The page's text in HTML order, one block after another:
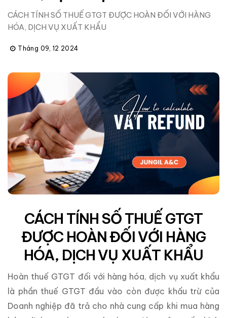
CÁCH TÍNH SỐ THUẾ GTGT ĐƯỢC HOÀN ĐỐI VỚI HÀNG
HÓA, DỊCH VỤ XUẤT KHẨU
Tháng 09, 12 2024
CÁCH TÍNH SỐ THUẾ GTGT
ĐƯỢC HOÀN ĐỐI VỚI HÀNG
HÓA, DỊCH VỤ XUẤT KHẨU
Hoàn thuế GTGT đối với hàng hóa, dịch vụ xuất khẩu
là phần thuế GTGT đầu vào còn được khấu trừ của
Doanh nghiệp đã trả cho nhà cung cấp khi mua hàng